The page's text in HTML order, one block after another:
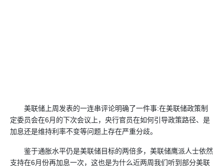
美联储上周发表的一连串评论明确了一件事:在美联储政策制
定委员会在6月的下次会议上，央行官员在如何引导政策路径、是
加息还是维持利率不变等问题上存在严重分歧。
鉴于通胀水平仍是美联储目标的两倍多，美联储鹰派人士依然
支持在6月份再加息一次，这也是为什么近两周我们听到部分美联